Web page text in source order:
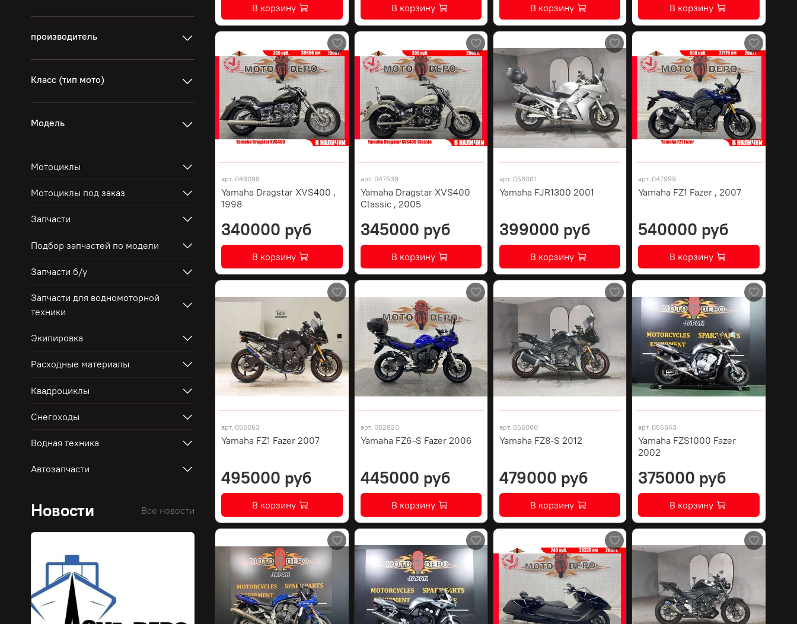
В корзину В корзину В корзину В корзину
арт. 048098
Yamaha Dragstar XVS400 ,
1998
340000 руб
В корзину
арт. 047539
Yamaha Dragstar XVS400
Classic , 2005
345000 руб
В корзину
арт. 056081
Yamaha FJR1300 2001
399000 руб
В корзину
арт. 047999
Yamaha FZ1 Fazer , 2007
540000 руб
В корзину
арт. 056063
Yamaha FZ1 Fazer 2007
495000 руб
В корзину
арт. 052820
Yamaha FZ6-S Fazer 2006
445000 руб
В корзину
арт. 056060
Yamaha FZ8-S 2012
479000 руб
В корзину
арт. 055643
Yamaha FZS1000 Fazer
2002
375000 руб
В корзину
производитель
Класс (тип мото)
Модель
Мотоциклы
Мотоциклы под заказ
Запчасти
Подбор запчастей по модели
Запчасти б/у
Запчасти для водномоторной
техники
Экипировка
Расходные материалы
Квадроциклы
Снегоходы
Водная техника
Автозапчасти
Новости Все новости